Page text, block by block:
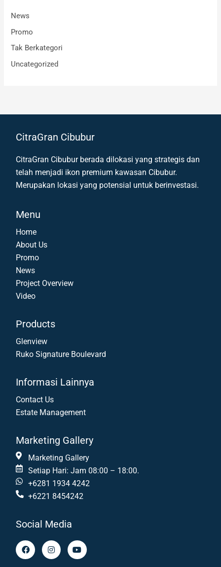
News
Promo
Tak Berkategori
Uncategorized
CitraGran Cibubur
CitraGran Cibubur berada dilokasi yang strategis dan
telah menjadi ikon premium kawasan Cibubur.
Merupakan lokasi yang potensial untuk berinvestasi.
Menu
Home
About Us
Promo
News
Project Overview
Video
Products
Glenview
Ruko Signature Boulevard
Informasi Lainnya
Contact Us
Estate Management
Marketing Gallery
Marketing Gallery
Setiap Hari: Jam 08:00 – 18:00.
+6281 1934 4242
+6221 8454242
Social Media
F
a
c
I
n
s
Y
o
u